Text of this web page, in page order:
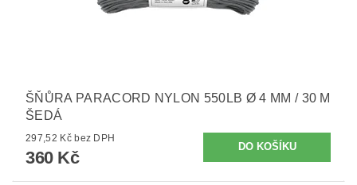
ŠŇŮRA PARACORD NYLON 550LB Ø 4 MM / 30 M
ŠEDÁ
297,52 Kč bez DPH
360 Kč